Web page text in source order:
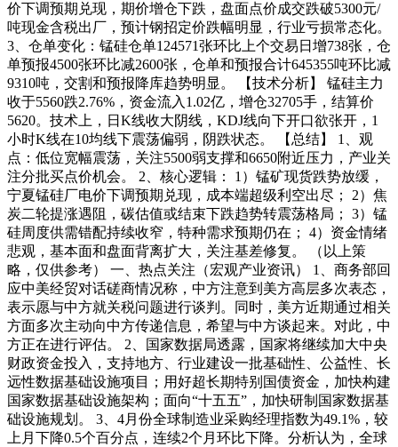
价下调预期兑现，期价增仓下跌，盘面点价成交跌破5300元/
吨现金含税出厂，预计钢招定价跌幅明显，行业亏损常态化。
3、仓单变化：锰硅仓单124571张环比上个交易日增738张，仓
单预报4500张环比减2600张，仓单和预报合计645355吨环比减
9310吨，交割和预报降库趋势明显。 【技术分析】 锰硅主力
收于5560跌2.76%，资金流入1.02亿，增仓32705手，结算价
5620。技术上，日K线收大阴线，KDJ线向下开口欲张开，1
小时K线在10均线下震荡偏弱，阴跌状态。 【总结】 1、观
点：低位宽幅震荡，关注5500弱支撑和6650附近压力，产业关
注分批买点价机会。 2、核心逻辑： 1）锰矿现货跌势放缓，
宁夏锰硅厂电价下调预期兑现，成本端超级利空出尽； 2）焦
炭二轮提涨遇阻，碳估值或结束下跌趋势转震荡格局； 3）锰
硅周度供需错配持续收窄，特种需求预期仍在； 4）资金情绪
悲观，基本面和盘面背离扩大，关注基差修复。 （以上策
略，仅供参考） 一、热点关注（宏观产业资讯） 1、商务部回
应中美经贸对话磋商情况称，中方注意到美方高层多次表态，
表示愿与中方就关税问题进行谈判。同时，美方近期通过相关
方面多次主动向中方传递信息，希望与中方谈起来。对此，中
方正在进行评估。 2、国家数据局透露，国家将继续加大中央
财政资金投入，支持地方、行业建设一批基础性、公益性、长
远性数据基础设施项目；用好超长期特别国债资金，加快构建
国家数据基础设施架构；面向“十五五”，加快研制国家数据基
础设施规划。 3、4月份全球制造业采购经理指数为49.1%，较
上月下降0.5个百分点，连续2个月环比下降。分析认为，全球